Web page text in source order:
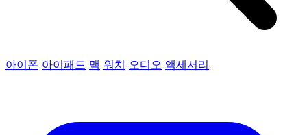
아이폰 아이패드 맥 워치 오디오 액세서리